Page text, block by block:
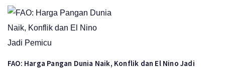
FAO: Harga Pangan Dunia Naik, Konflik dan El Nino Jadi